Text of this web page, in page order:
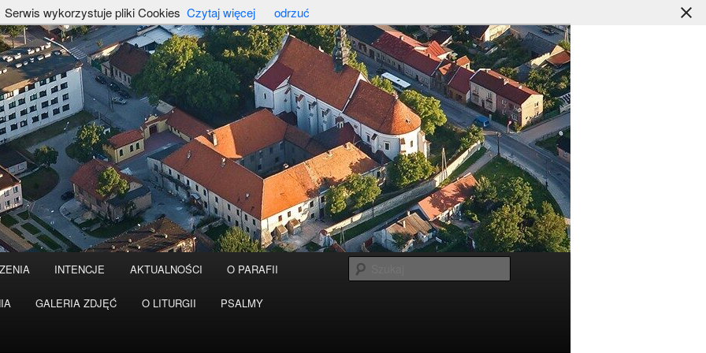
INTENCJE AKTUALNOŚCI O PARAFII
GALERIA ZDJĘĆ O LITURGII PSALMY
Serwis wykorzystuje pliki Cookies Czytaj więcej odrzuć